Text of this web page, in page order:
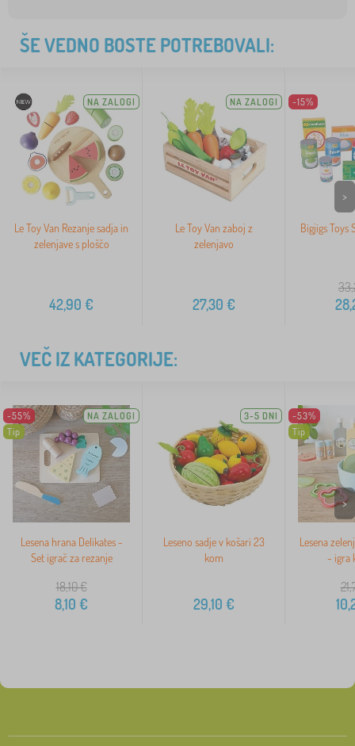
ŠE VEDNO BOSTE POTREBOVALI:
NA ZALOGI
Le Toy Van Rezanje sadja in
zelenjave s ploščo
42,90 €
NA ZALOGI
Le Toy Van zaboj z
zelenjavo
27,30 €
-15%
Bigjigs Toys
>
VEČ IZ KATEGORIJE:
-55%
Tip
NA ZALOGI
Lesena hrana Delikates -
Set igrač za rezanje
18,10€
8,10 €
3-5 DNI
Leseno sadje v košari 23
kom
29,10 €
-53%
Tip
Lesena
- igra
>